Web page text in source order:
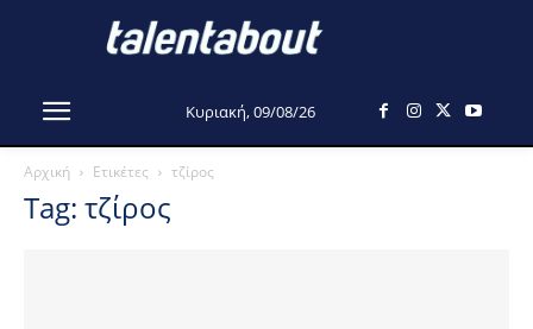
Κυριακή, 09/08/26
Αρχική Ετικέτες τζίρος
Tag: τζίρος